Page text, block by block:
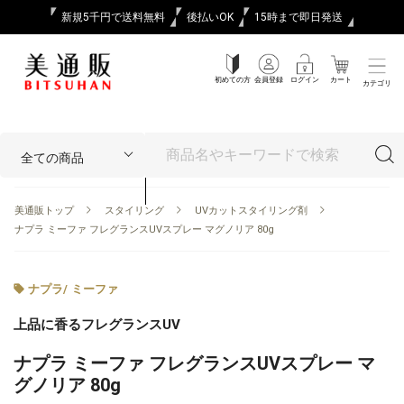
新規5千円で送料無料 後払いOK 15時まで即日発送
初めての方 会員登録 ログイン カート カテゴリ
美通販トップ スタイリング
UVカットスタイリング剤
ナプラ ミーファ フレグランスUVスプレー マグノリア 80g
ナプラ/ ミーファ
上品に香るフレグランスUV
ナプラ ミーファ フレグランスUVスプレー マ
グノリア 80g